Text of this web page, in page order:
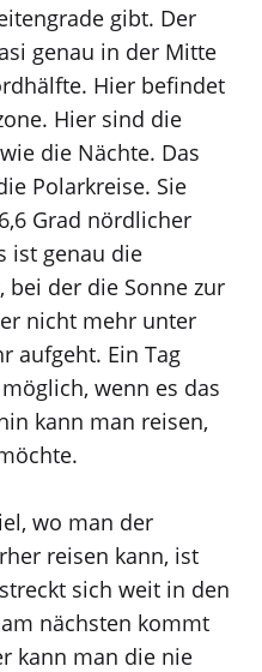
gibt. Der
genau in der Mitte
Hier befindet
Hier sind die
die Nächte. Das
Polarkreise. Sie
Grad nördlicher
ist genau die
bei der die Sonne zur
nicht mehr unter
aufgeht. Ein Tag
wenn es das
kann man reisen,
wo man der
reisen kann, ist
sich weit in den
nächsten kommt
kann man die nie